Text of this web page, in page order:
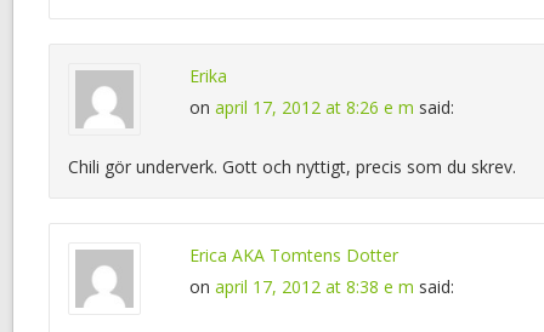
Erika
on april 17, 2012 at 8:26 e m said:
Chili gör underverk. Gott och nyttigt, precis som du skrev.
Erica AKA Tomtens Dotter
on april 17, 2012 at 8:38 e m said: